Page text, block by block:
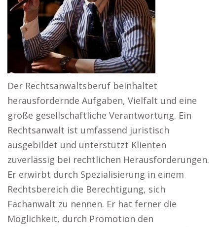
Der Rechtsanwaltsberuf beinhaltet
herausfordernde Aufgaben, Vielfalt und eine
große gesellschaftliche Verantwortung. Ein
Rechtsanwalt ist umfassend juristisch
ausgebildet und unterstützt Klienten
zuverlässig bei rechtlichen Herausforderungen.
Er erwirbt durch Spezialisierung in einem
Rechtsbereich die Berechtigung, sich
Fachanwalt zu nennen. Er hat ferner die
Möglichkeit, durch Promotion den